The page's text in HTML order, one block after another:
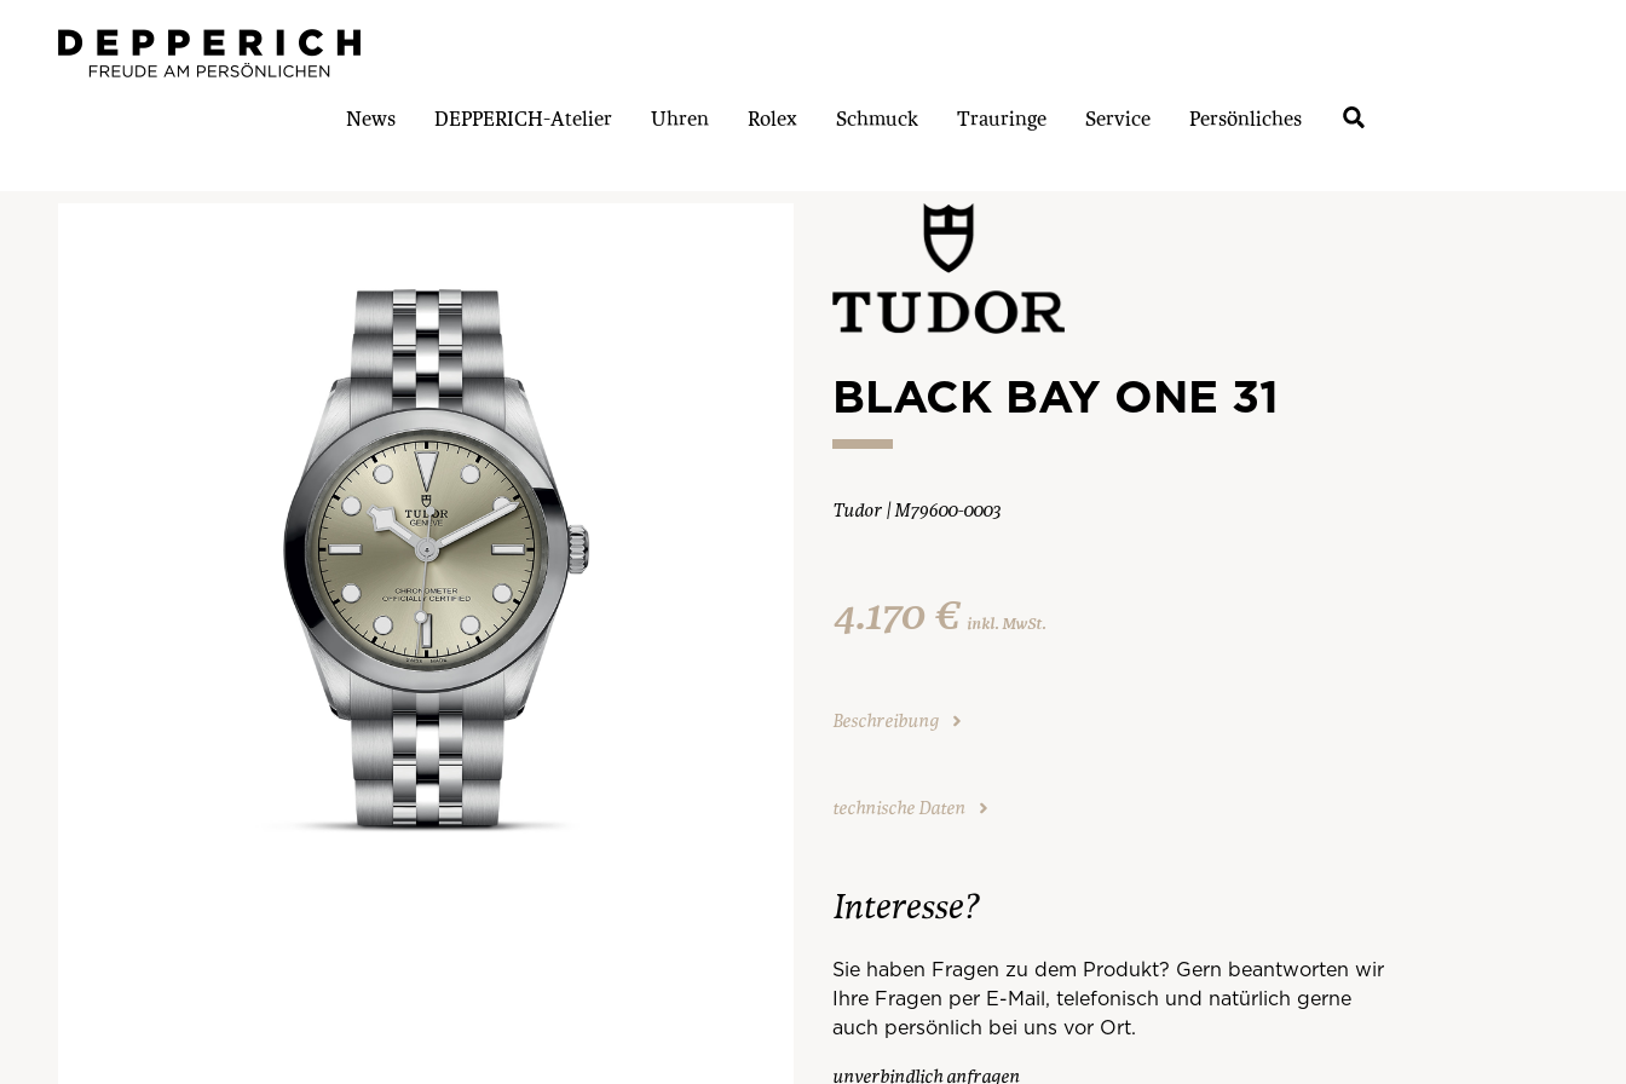
News DEPPERICH-Atelier Uhren Rolex Schmuck Trauringe Service Persönliches
BLACK BAY ONE 31
Tudor | M79600-0003
4.170 € inkl. MwSt.
Beschreibung
technische Daten
Interesse?
Sie haben Fragen zu dem Produkt? Gern beantworten wir
Ihre Fragen per E-Mail, telefonisch und natürlich gerne
auch persönlich bei uns vor Ort.
unverbindlich anfragen